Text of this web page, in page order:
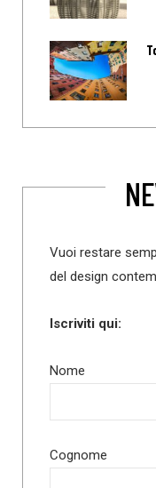
Vuoi restare
del design
Iscriviti qui:
Nome
Cognome